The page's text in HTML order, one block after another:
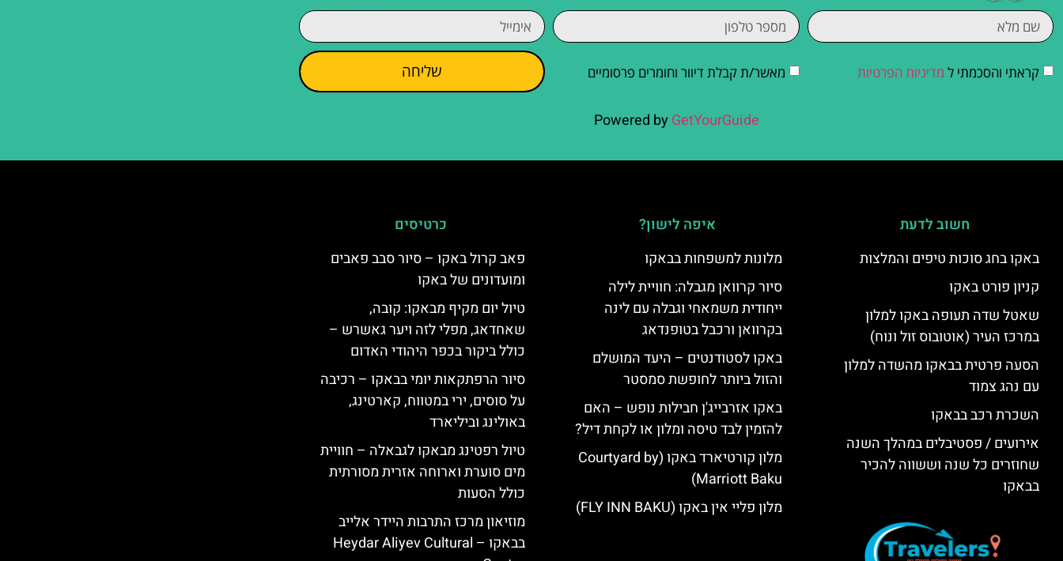
קראתי והסכמתי ל מדיניות הפרטיות מאשר/ת קבלת דיוור וחומרים פרסומיים שליחה
Powered by GetYourGuide
חשוב לדעת
באקו בחג סוכות טיפים והמלצות
קניון פורט באקו
שאטל שדה תעופה באקו למלון
במרכז העיר (אוטובוס זול ונוח)
הסעה פרטית בבאקו מהשדה למלון
עם נהג צמוד
השכרת רכב בבאקו
אירועים / פסטיבלים במהלך השנה
שחוזרים כל שנה וששווה להכיר
בבאקו
איפה לישון?
מלונות למשפחות בבאקו
סיור קרוואן מגבלה: חוויית לילה
ייחודית משמאחי וגבלה עם לינה
בקרוואן ורכבל בטופנדאג
באקו לסטודנטים – היעד המושלם
והזול ביותר לחופשת סמסטר
באקו אזרבייג'ן חבילות נופש – האם
להזמין לבד טיסה ומלון או לקחת דיל?
מלון קורטיארד באקו (Courtyard by
Marriott Baku)
מלון פליי אין באקו (FLY INN BAKU)
כרטיסים
פאב קרול באקו – סיור סבב פאבים
ומועדונים של באקו
טיול יום מקיף מבאקו: קובה,
שאחדאג, מפלי לזה ויער גאשרש –
כולל ביקור בכפר היהודי האדום
סיור הרפתקאות יומי בבאקו – רכיבה
על סוסים, ירי במטווח, קארטינג,
באולינג וביליארד
טיול רפטינג מבאקו לגבאלה – חוויית
מים סוערת וארוחה אזרית מסורתית
כולל הסעות
מוזיאון מרכז התרבות היידר אלייב
בבאקו – Heydar Aliyev Cultural